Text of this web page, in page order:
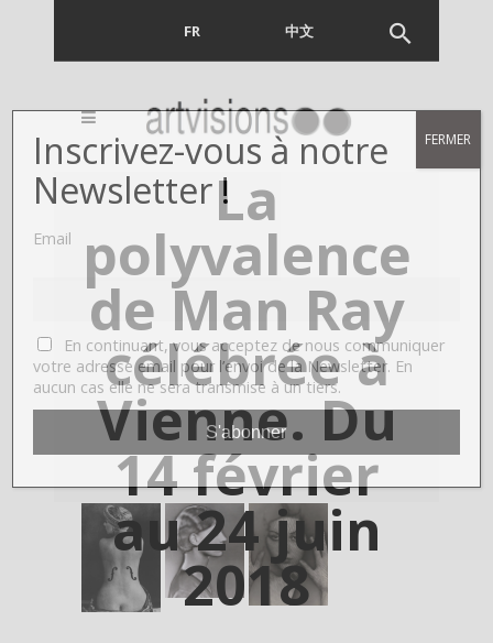
FR 中文
La
polyvalence
de Man Ray
célébrée à
Vienne. Du
14 février
au 24 juin
2018
Inscrivez-vous à notre
Newsletter !
Email
En continuant, vous acceptez de nous communiquer
votre adresse email pour l’envoi de la Newsletter. En
aucun cas elle ne sera transmise à un tiers.
FERMER